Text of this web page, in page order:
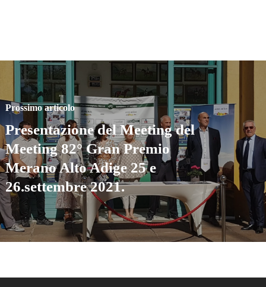
Prossimo articolo
Presentazione del Meeting del
Meeting 82° Gran Premio
Merano Alto Adige 25 e
26.settembre 2021.